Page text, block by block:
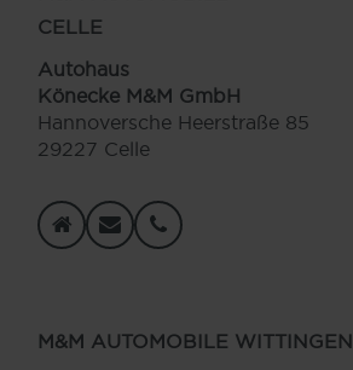
CELLE
Autohaus
Könecke M&M GmbH
Hannoversche Heerstraße 85
29227 Celle
M&M AUTOMOBILE WITTINGEN